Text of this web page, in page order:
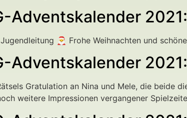
Adventskalender
🎅 Frohe Weihnachten und
Adventskalender
Gratulation an Nina und Mele, die beide
weitere Impressionen vergangener